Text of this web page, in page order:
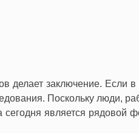
делает заключение.
Поскольку люди,
сегодня является